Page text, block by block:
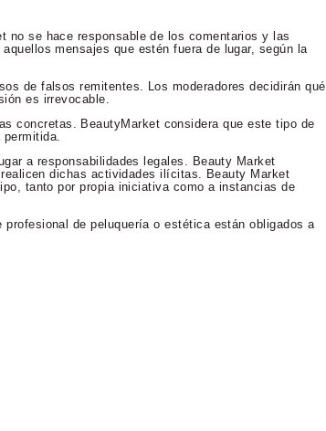
no se hace responsable de los comentarios y las
mensajes que estén fuera de lugar, según la
de falsos remitentes. Los moderadores decidirán qué
es irrevocable.
concretas. BeautyMarket considera que este tipo de
permitida.
a responsabilidades legales. Beauty Market
dichas actividades ilícitas. Beauty Market
tanto por propia iniciativa como a instancias de
de peluquería o estética están obligados a